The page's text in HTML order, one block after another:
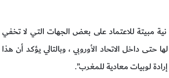
مبيتة للاعتماد على بعض الجهات التي لا تخفي
داخل الاتحاد الأوروبي ، وبالتالي يؤكد أن هذا
لوبيات معادية للمغرب”.